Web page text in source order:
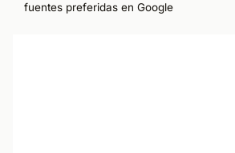
fuentes preferidas en Google